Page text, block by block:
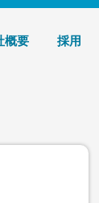
概要 採用